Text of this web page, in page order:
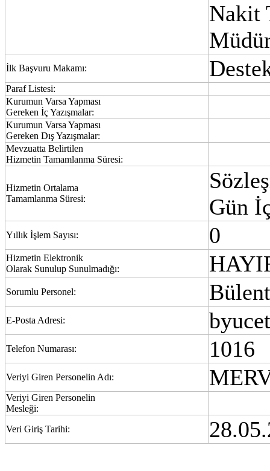
Nakit
İlk Başvuru Makamı:
Paraf Listesi:
Kurumun Varsa Yapması
Gereken İç Yazışmalar:
Kurumun Varsa Yapması
Gereken Dış Yazışmalar:
Mevzuatta Belirtilen
Hizmetin Tamamlanma Süresi:
Hizmetin Ortalama
Tamamlanma Süresi:
Gün
Yıllık İşlem Sayısı: 0
Hizmetin Elektronik
Olarak Sunulup Sunulmadığı:
Sorumlu Personel:
E-Posta Adresi:
Telefon Numarası: 1016
Veriyi Giren Personelin Adı:
Veriyi Giren Personelin
Mesleği:
Veri Giriş Tarihi: